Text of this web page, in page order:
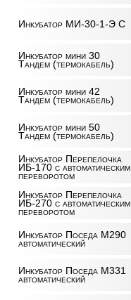
Инкубатор МИ-30-1-Э С
Инкубатор мини 30
Тандем (термокабель)
Инкубатор мини 42
Тандем (термокабель)
Инкубатор мини 50
Тандем (термокабель)
Инкубатор Перепелочка
ИБ-170 с автоматическим
переворотом
Инкубатор Перепелочка
ИБ-270 с автоматическим
переворотом
Инкубатор Поседа М290
автоматический
Инкубатор Поседа М331
автоматический